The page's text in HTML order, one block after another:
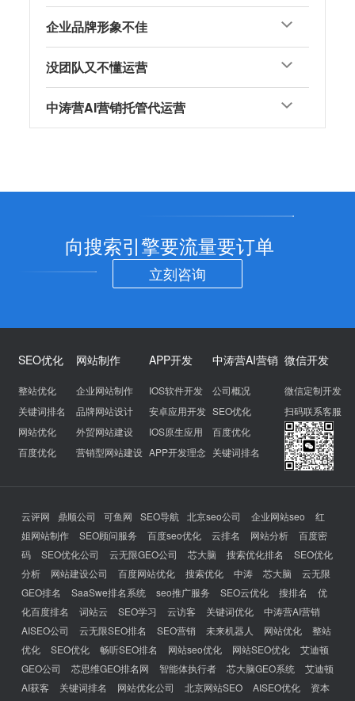
企业品牌形象不佳
没团队又不懂运营
中涛营AI营销托管代运营
向搜索引擎要流量要订单
立刻咨询
SEO优化
整站优化
关键词排名
网站优化
百度优化
网站制作
企业网站制作
品牌网站设计
外贸网站建设
营销型网站建设
APP开发
IOS软件开发
安卓应用开发
IOS原生应用
APP开发理念
中涛营AI营销
公司概况
SEO优化
百度优化
关键词排名
微信开发
微信定制开发
扫码联系客服
云评网 鼎顺公司 可鱼网 SEO导航 北京seo公司 企业网站seo
红
姐网站制作
SEO顾问服务 百度seo优化 云排名 网站分析
百度密
码
SEO优化公司 云无限GEO公司 芯大脑 搜索优化排名
SEO优化
分析
网站建设公司 百度网站优化 搜索优化 中涛 芯大脑
云无限
GEO排名
SaaSwe排名系统 seo推广服务 SEO云优化 搜排名
优
化百度排名
词站云 SEO学习 云访客 关键词优化
中涛营AI营销
AISEO公司
云无限SEO排名 SEO营销 未来机器人 网站优化
整站
优化
SEO优化 畅听SEO排名 网站seo优化 网站SEO优化
艾迪顿
GEO公司
芯思维GEO排名网 智能体执行者 芯大脑GEO系统
艾迪顿
AI获客
关键词排名 网站优化公司 北京网站SEO AISEO优化
资本